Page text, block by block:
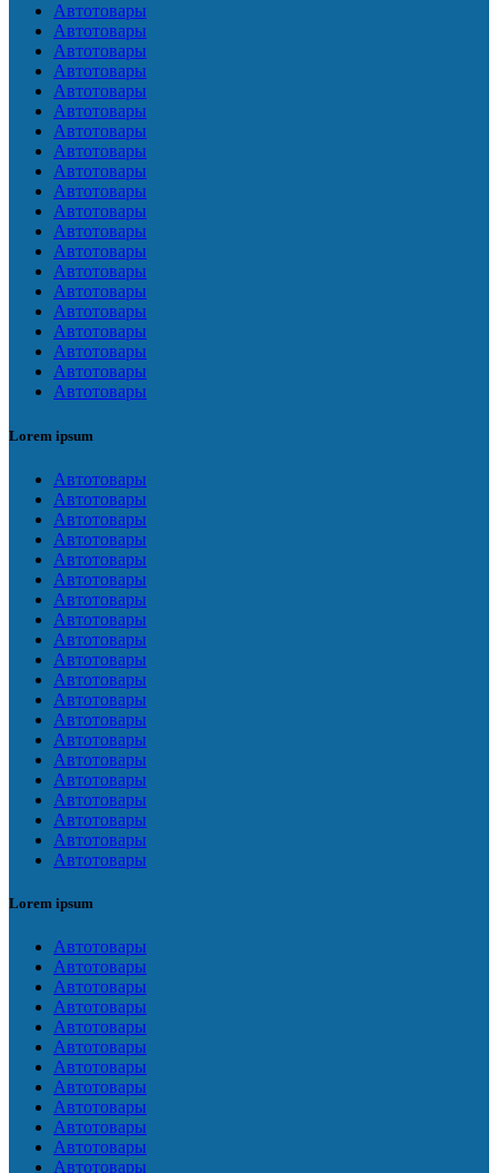
Автотовары
Автотовары
Автотовары
Автотовары
Автотовары
Автотовары
Автотовары
Автотовары
Автотовары
Автотовары
Автотовары
Автотовары
Автотовары
Автотовары
Автотовары
Автотовары
Автотовары
Автотовары
Автотовары
Автотовары
Lorem ipsum
Автотовары
Автотовары
Автотовары
Автотовары
Автотовары
Автотовары
Автотовары
Автотовары
Автотовары
Автотовары
Автотовары
Автотовары
Автотовары
Автотовары
Автотовары
Автотовары
Автотовары
Автотовары
Автотовары
Автотовары
Lorem ipsum
Автотовары
Автотовары
Автотовары
Автотовары
Автотовары
Автотовары
Автотовары
Автотовары
Автотовары
Автотовары
Автотовары
Автотовары